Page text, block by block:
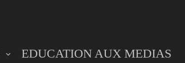
EDUCATION AUX MEDIAS